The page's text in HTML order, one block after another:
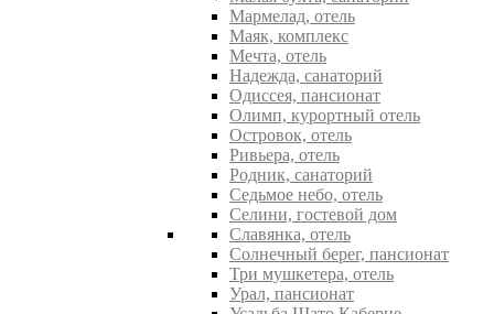
Мармелад, отель
Маяк, комплекс
Мечта, отель
Надежда, санаторий
Одиссея, пансионат
Олимп, курортный отель
Островок, отель
Ривьера, отель
Родник, санаторий
Седьмое небо, отель
Селини, гостевой дом
Славянка, отель
Солнечный берег, пансионат
Три мушкетера, отель
Урал, пансионат